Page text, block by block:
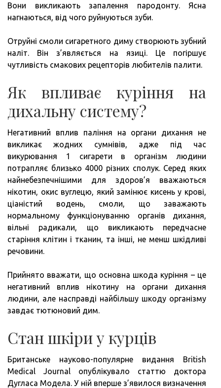
Вони викликають запалення пародонту. Ясна
нагнаються, від чого руйнуються зуби.
Отруйні смоли сигаретного диму створюють зубний
наліт. Він з’являється на язиці. Це погіршує
чутливість смакових рецепторів любителів палити.
Як впливає куріння на
дихальну систему?
Негативний вплив паління на органи дихання не
викликає жодних сумнівів, адже під час
викурювання 1 сигарети в організм людини
потрапляє близько 4000 різних сполук. Серед яких
найнебезпечнішими для здоров’я вважаються
нікотин, окис вуглецю, який замінює кисень у крові,
ціаністий водень, смоли, що заважають
нормальному функціонуванню органів дихання,
вільні радикали, що викликають передчасне
старіння клітин і тканин, та інші, не менш шкідливі
речовини.
Прийнято вважати, що основна шкода куріння – це
негативний вплив нікотину на органи дихання
людини, але насправді найбільшу шкоду організму
завдає тютюновий дим.
Стан шкіри у курців
Британське науково-популярне видання British
Medical Journal опублікувало статтю доктора
Дугласа Модела. У ній вперше з’явилося визначення